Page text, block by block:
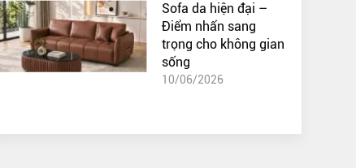
Sofa da hiện đại –
Điểm nhấn sang
trọng cho không gian
sống
10/06/2026